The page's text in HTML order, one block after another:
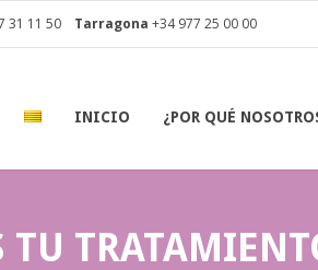
31 11 50 Tarragona +34 977 25 00 00
INICIO ¿POR QUÉ